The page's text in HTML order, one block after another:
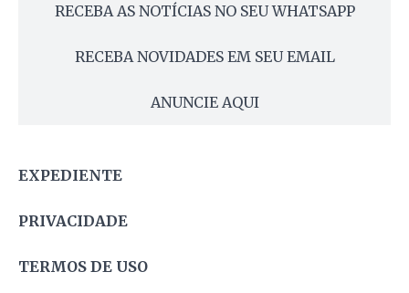
RECEBA AS NOTÍCIAS NO SEU WHATSAPP
RECEBA NOVIDADES EM SEU EMAIL
ANUNCIE AQUI
EXPEDIENTE
PRIVACIDADE
TERMOS DE USO